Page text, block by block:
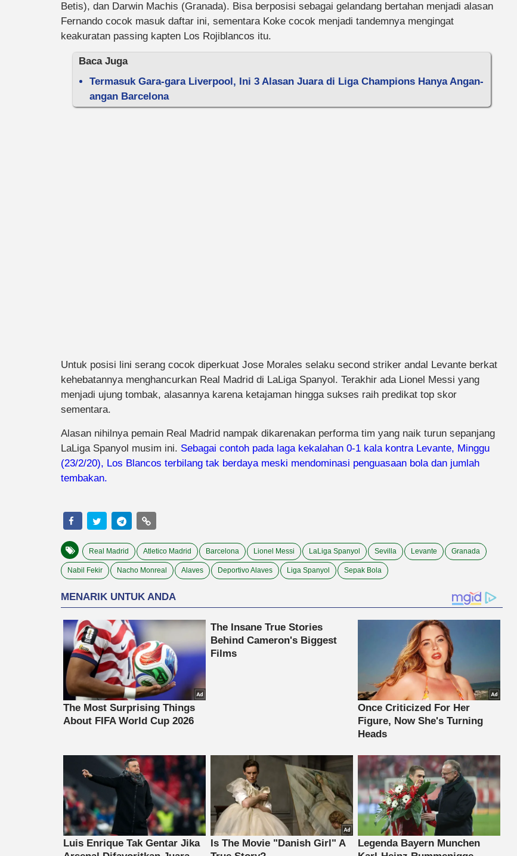
Betis), dan Darwin Machis (Granada). Bisa berposisi sebagai gelandang bertahan menjadi alasan
Fernando cocok masuk daftar ini, sementara Koke cocok menjadi tandemnya mengingat
keakuratan passing kapten Los Rojiblancos itu.
Baca Juga
Termasuk Gara-gara Liverpool, Ini 3 Alasan Juara di Liga Champions Hanya Angan-
angan Barcelona
Untuk posisi lini serang cocok diperkuat Jose Morales selaku second striker andal Levante berkat
kehebatannya menghancurkan Real Madrid di LaLiga Spanyol. Terakhir ada Lionel Messi yang
menjadi ujung tombak, alasannya karena ketajaman hingga sukses raih predikat top skor
sementara.
Alasan nihilnya pemain Real Madrid nampak dikarenakan performa tim yang naik turun sepanjang
LaLiga Spanyol musim ini. Sebagai contoh pada laga kekalahan 0-1 kala kontra Levante, Minggu
(23/2/20), Los Blancos terbilang tak berdaya meski mendominasi penguasaan bola dan jumlah
tembakan.
Real Madrid Atletico Madrid Barcelona Lionel Messi LaLiga Spanyol Sevilla Levante Granada
Nabil Fekir Nacho Monreal Alaves Deportivo Alaves Liga Spanyol Sepak Bola